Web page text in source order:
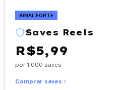
SINAL FORTE
Saves Reels
R$5,99
por 1.000 saves
Comprar saves